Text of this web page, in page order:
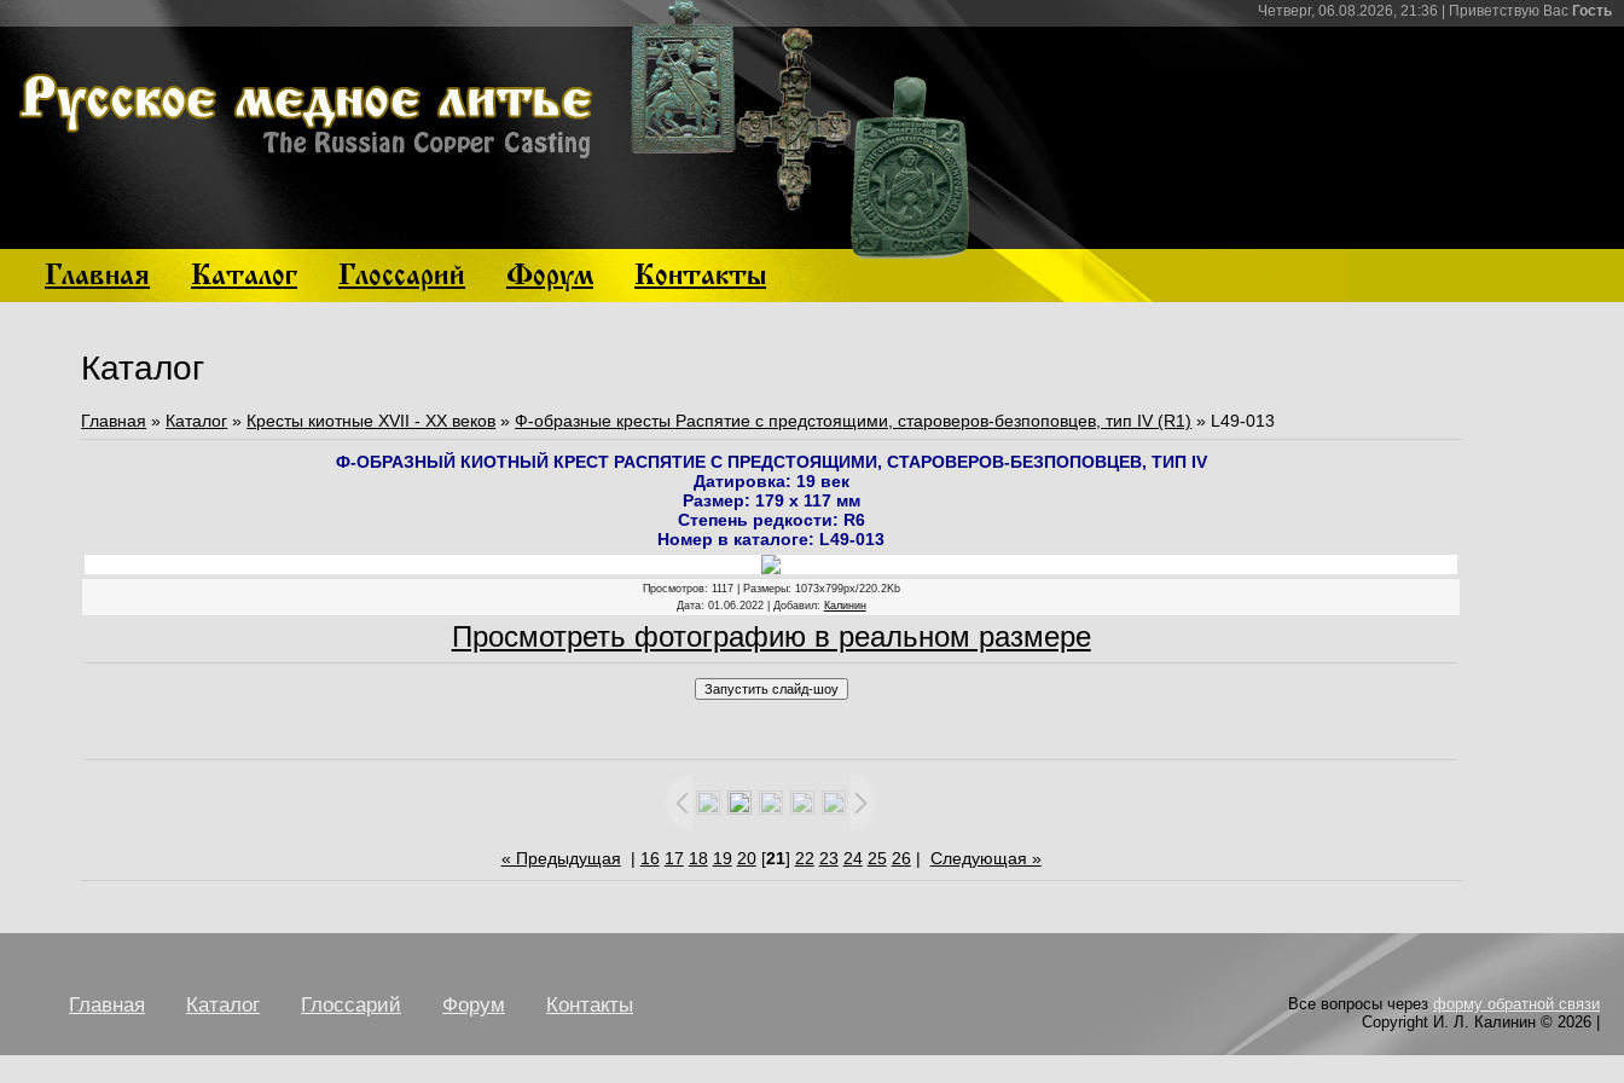
Четверг, 06.08.2026, 21:36 | Приветствую Вас Гость
Главная Каталог Глоссарий Форум Контакты
Каталог
Главная » Каталог » Кресты киотные XVII - XX веков »Ф-образные кресты Распятие с предстоящими, староверов-безпоповцев, тип IV (R1) » L49-013
Ф-ОБРАЗНЫЙ КИОТНЫЙ КРЕСТ РАСПЯТИЕ С ПРЕДСТОЯЩИМИ, СТАРОВЕРОВ-БЕЗПОПОВЦЕВ, ТИП IV
Датировка: 19 век
Размер: 179 х 117 мм
Степень редкости: R6
Номер в каталоге: L49-013
Просмотров: 1117 | Размеры: 1073x799px/220.2Kb
Дата: 01.06.2022 | Добавил: Калинин
Просмотреть фотографию в реальном размере
« Предыдущая | 16 17 18 19 20[21] 22 23 24 25 26 | Следующая »
Главная Каталог Глоссарий Форум Контакты Все вопросы через форму обратной связи
Copyright И. Л. Калинин © 2026